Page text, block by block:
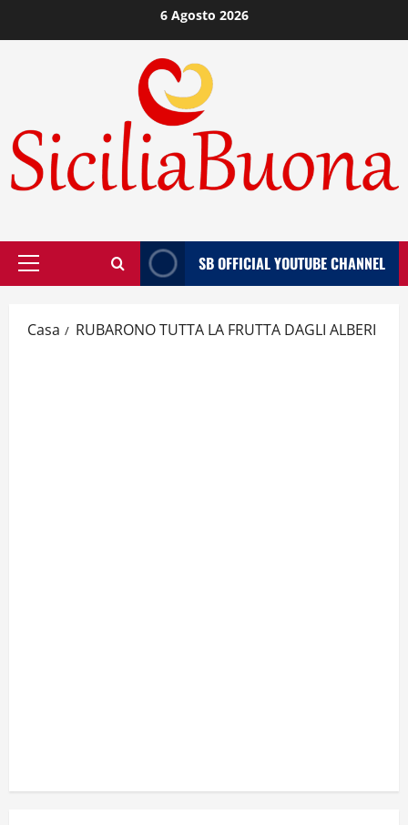
al
6 Agosto 2026
Menù
SB OFFICIAL YOUTUBE CHANNEL
Casa RUBARONO TUTTA LA FRUTTA DAGLI ALBERI